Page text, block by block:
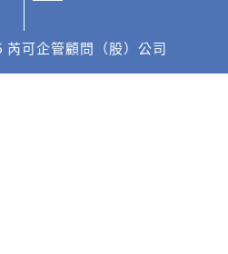
可企管顧問（股）公司